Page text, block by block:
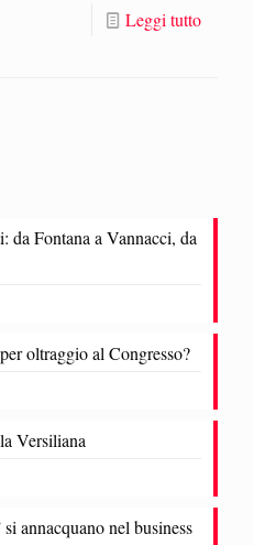
Leggi tutto
da Fontana a Vannacci, da
oltraggio al Congresso?
Versiliana
annacquano nel business